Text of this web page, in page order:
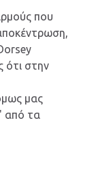
που
ότι στην
μας
από τα